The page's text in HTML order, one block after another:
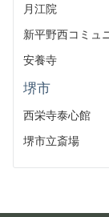
月江院
新平野西コミュ
安養寺
堺市
西栄寺泰心館
堺市立斎場